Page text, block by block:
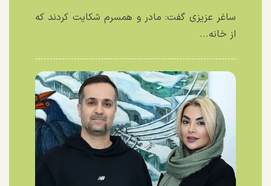
ساغر عزیزی گفت: مادر و همسرم شکایت کردند که
از خانه...